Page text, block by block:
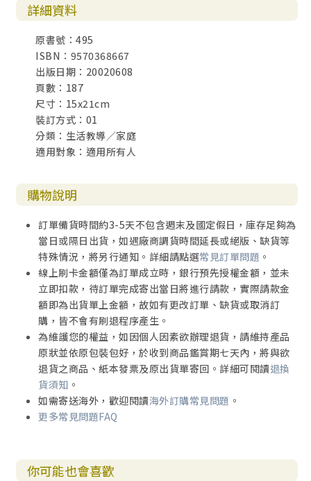
詳細資料
原書號：495
ISBN：9570368667
出版日期：20020608
頁數：187
尺寸：15x21cm
裝訂方式：01
分類：生活教導／家庭
適用對象：適用所有人
購物說明
訂單備貨時間約3-5天不包含週末及國定假日，庫存足夠為
當日或隔日出貨，如遇廠商調貨時間延長或絕版、缺貨等
特殊情況，將另行通知。詳細請點選常見訂單問題 。
線上刷卡金額僅為訂單成立時，銀行預先授權金額，並未
立即扣款，待訂單完成寄出當日將進行請款，實際請款金
額即為出貨單上金額，故如有更改訂單、缺貨或取消訂
購，皆不會有刷退程序產生。
為維護您的權益，如因個人因素欲辦理退貨，請維持產品
原狀並依原包裝包好，於收到商品鑑賞期七天內，將與欲
退貨之商品、紙本發票及原出貨單寄回。詳細可閱讀退換
貨須知 。
如需寄送海外，歡迎閱讀海外訂購常見問題 。
更多常見問題FAQ
你可能也會喜歡